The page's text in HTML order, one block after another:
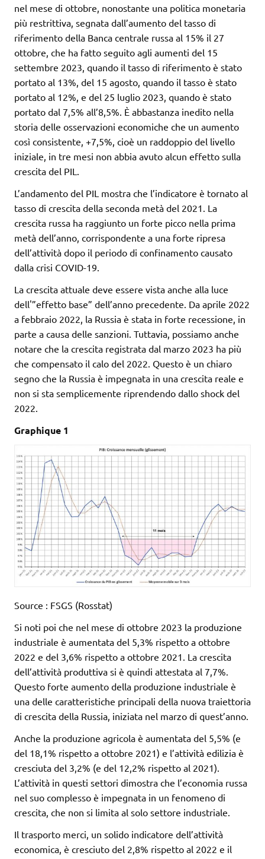
nel mese di ottobre, nonostante una politica monetaria
più restrittiva, segnata dall’aumento del tasso di
riferimento della Banca centrale russa al 15% il 27
ottobre, che ha fatto seguito agli aumenti del 15
settembre 2023, quando il tasso di riferimento è stato
portato al 13%, del 15 agosto, quando il tasso è stato
portato al 12%, e del 25 luglio 2023, quando è stato
portato dal 7,5% all’8,5%. È abbastanza inedito nella
storia delle osservazioni economiche che un aumento
così consistente, +7,5%, cioè un raddoppio del livello
iniziale, in tre mesi non abbia avuto alcun effetto sulla
crescita del PIL.
L’andamento del PIL mostra che l’indicatore è tornato al
tasso di crescita della seconda metà del 2021. La
crescita russa ha raggiunto un forte picco nella prima
metà dell’anno, corrispondente a una forte ripresa
dell’attività dopo il periodo di confinamento causato
dalla crisi COVID-19.
La crescita attuale deve essere vista anche alla luce
dell'”effetto base” dell’anno precedente. Da aprile 2022
a febbraio 2022, la Russia è stata in forte recessione, in
parte a causa delle sanzioni. Tuttavia, possiamo anche
notare che la crescita registrata dal marzo 2023 ha più
che compensato il calo del 2022. Questo è un chiaro
segno che la Russia è impegnata in una crescita reale e
non si sta semplicemente riprendendo dallo shock del
2022.
Graphique 1
Source : FSGS (Rosstat)
Si noti poi che nel mese di ottobre 2023 la produzione
industriale è aumentata del 5,3% rispetto a ottobre
2022 e del 3,6% rispetto a ottobre 2021. La crescita
dell’attività produttiva si è quindi attestata al 7,7%.
Questo forte aumento della produzione industriale è
una delle caratteristiche principali della nuova traiettoria
di crescita della Russia, iniziata nel marzo di quest’anno.
Anche la produzione agricola è aumentata del 5,5% (e
del 18,1% rispetto a ottobre 2021) e l’attività edilizia è
cresciuta del 3,2% (e del 12,2% rispetto al 2021).
L’attività in questi settori dimostra che l’economia russa
nel suo complesso è impegnata in un fenomeno di
crescita, che non si limita al solo settore industriale.
Il trasporto merci, un solido indicatore dell’attività
economica, è cresciuto del 2,8% rispetto al 2022 e il